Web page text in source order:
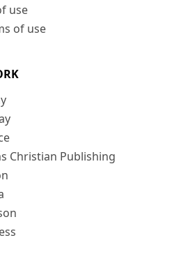
use
of use
Christian Publishing